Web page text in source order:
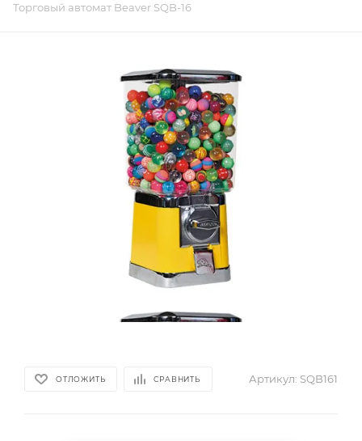
Торговый автомат Beaver SQB-16
ОТЛОЖИТЬ СРАВНИТЬ Артикул: SQB161